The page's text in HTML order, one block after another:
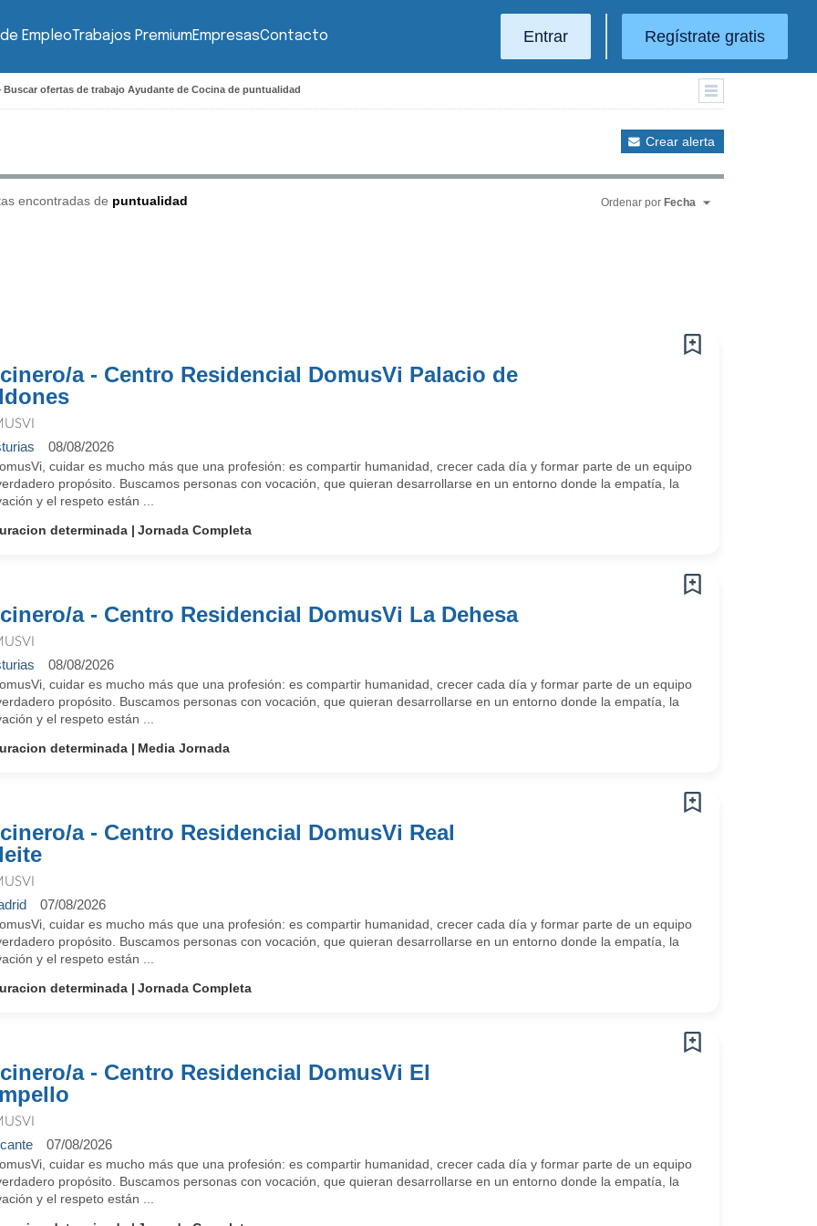
EmpleoTrabajos PremiumEmpresasContacto Entrar Regístrate gratis
Buscar ofertas de trabajo Ayudante de Cocina de puntualidad
Crear alerta
encontradas de puntualidad Ordenar por Fecha
a - Centro Residencial DomusVi Palacio de
08/08/2026
cuidar es mucho más que una profesión: es compartir humanidad, crecer cada día y formar parte de un equipo
propósito. Buscamos personas con vocación, que quieran desarrollarse en un entorno donde la empatía, la
y el respeto están ...
determinada
Jornada Completa
a - Centro Residencial DomusVi La Dehesa
08/08/2026
cuidar es mucho más que una profesión: es compartir humanidad, crecer cada día y formar parte de un equipo
propósito. Buscamos personas con vocación, que quieran desarrollarse en un entorno donde la empatía, la
y el respeto están ...
determinada
Media Jornada
a - Centro Residencial DomusVi Real
07/08/2026
cuidar es mucho más que una profesión: es compartir humanidad, crecer cada día y formar parte de un equipo
propósito. Buscamos personas con vocación, que quieran desarrollarse en un entorno donde la empatía, la
y el respeto están ...
determinada
Jornada Completa
a - Centro Residencial DomusVi El
07/08/2026
cuidar es mucho más que una profesión: es compartir humanidad, crecer cada día y formar parte de un equipo
propósito. Buscamos personas con vocación, que quieran desarrollarse en un entorno donde la empatía, la
y el respeto están ...